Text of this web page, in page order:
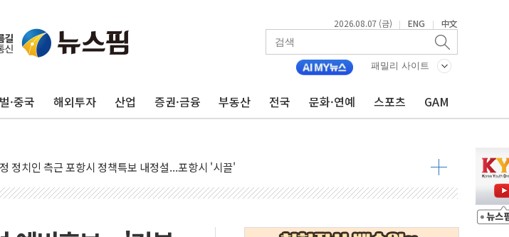
2026.08.07 (금) | ENG | 中文
패밀리 사이트
·중국 해외투자 산업 증권·금융 부동산 전국 문화·연예 스포츠 GAM
] 美 7월 고용 2만3000명 감소 '쇼크'…9월 금리 인상 기대 후퇴
진] 이슬람 수니파 3개국, 공동방위협정 체결
부, 미 DPAA와 MOU… "6·25 미군 실종자 7359명 끝까지 찾겠다"
프 "금리 내려야"…파월 때와 달리 워시엔 톤 낮춰
해남 태양광, 대한민국 다음 100년 밑거름…수도권 집중 완화 전환점"
통령, '6시간 마라톤 부동산 2차 회의' 주재… "전폭적 공급 확대·속도전 총력"
진] 빈살만과 에르도안의 만남